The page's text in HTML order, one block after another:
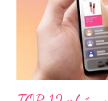
một số đối tượng
đồi trụy nhằm mục